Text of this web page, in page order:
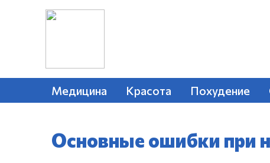
Медицина Красота Похудение
Основные ошибки при